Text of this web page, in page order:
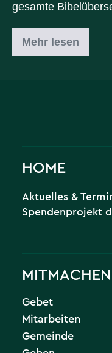
gesamte
Mehr lesen
HOME
Aktuelles &
Spendenprojekt
MITMACHEN
Gebet
Mitarbeiten
Gemeinde